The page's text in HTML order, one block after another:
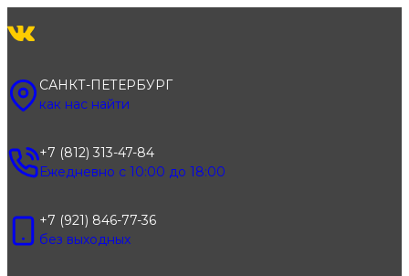
к
САНКТ-ПЕТЕРБУРГ
как нас найти
+7 (812) 313-47-84
Ежедневно с 10:00 до 18:00
+7 (921) 846-77-36
без выходных